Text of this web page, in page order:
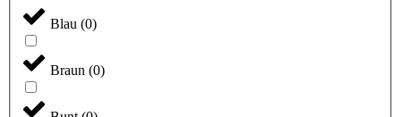
Blau (0)
Braun (0)